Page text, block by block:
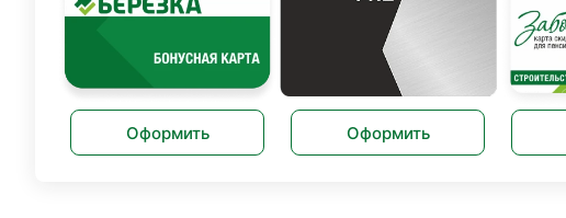
Оформить Оформить